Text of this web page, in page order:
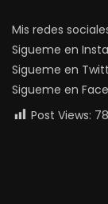
Mis redes
Sigueme en
Sigueme en
Sigueme en
Post Views: